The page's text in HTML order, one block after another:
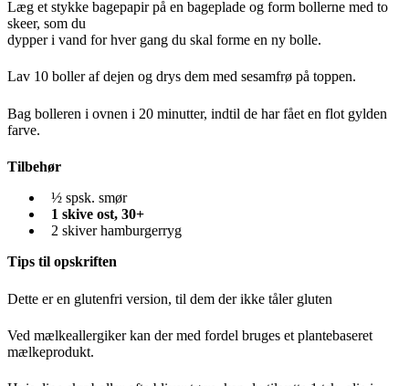
Læg et stykke bagepapir på en bageplade og form bollerne med to
skeer, som du
dypper i vand for hver gang du skal forme en ny bolle.
Lav 10 boller af dejen og drys dem med sesamfrø på toppen.
Bag bolleren i ovnen i 20 minutter, indtil de har fået en flot gylden
farve.
Tilbehør
½ spsk. smør
1 skive ost, 30+
2 skiver hamburgerryg
Tips til opskriften
Dette er en glutenfri version, til dem der ikke tåler gluten
Ved mælkeallergiker kan der med fordel bruges et plantebaseret
mælkeprodukt.